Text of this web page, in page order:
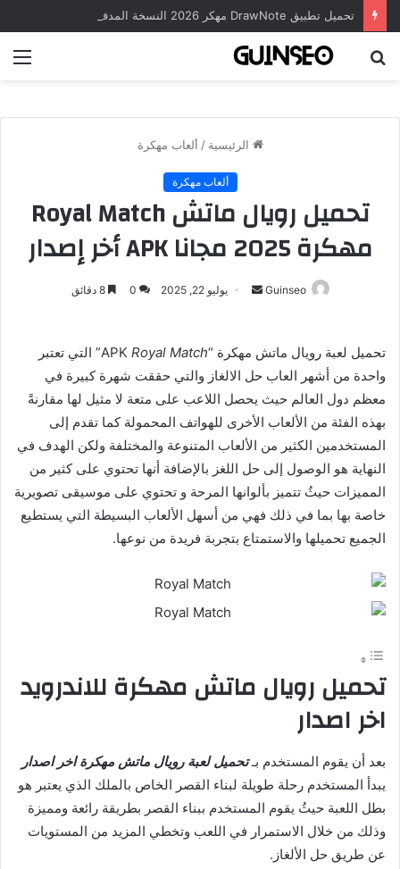
الرئيسية / ألعاب مهكرة
ألعاب مهكرة
تحميل رويال ماتش Royal Match
مهكرة 2025 مجانا APK أخر إصدار
Guinseo
أرسليوليو 22, 2025 0 8 دقائق
تحميل لعبة رويال ماتش مهكرة “Royal Match
APK” التي تعتبر
واحدة من أشهر العاب حل الالغاز والتي حققت شهرة كبيرة في
معظم دول العالم حيث يحصل اللاعب على متعة لا مثيل لها مقارنةً
بهذه الفئة من الألعاب الأخرى للهواتف المحمولة كما تقدم إلى
المستخدمين الكثير من الألعاب المتنوعة والمختلفة ولكن الهدف في
النهاية هو الوصول إلى حل اللغز بالإضافة أنها تحتوي على كثير من
المميزات حيثُ تتميز بألوانها المرحة و تحتوي على موسيقى تصويرية
خاصة بها بما في ذلك فهي من أسهل الألعاب البسيطة التي يستطيع
الجميع تحميلها والاستمتاع بتجربة فريدة من نوعها.
تحميل رويال ماتش مهكرة للاندرويد
اخر اصدار
بعد أن يقوم المستخدم بـتحميل لعبة رويال ماتش مهكرة اخر اصدار
يبدأ المستخدم رحلة طويلة لبناء القصر الخاص بالملك الذي يعتبر هو
بطل اللعبة حيثُ يقوم المستخدم ببناء القصر بطريقة رائعة ومميزة
وذلك من خلال الاستمرار في اللعب وتخطي المزيد من المستويات
عن طريق حل الألغاز.